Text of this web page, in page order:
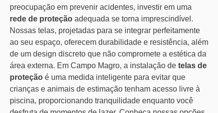
preocupação em prevenir acidentes, investir em uma
rede de proteção adequada se torna imprescindível.
Nossas telas, projetadas para se integrar perfeitamente
ao seu espaço, oferecem durabilidade e resistência, além
de um design discreto que não compromete a estética da
área externa. Em Campo Magro, a instalação de telas de
proteção é uma medida inteligente para evitar que
crianças e animais de estimação tenham acesso livre à
piscina, proporcionando tranquilidade enquanto você